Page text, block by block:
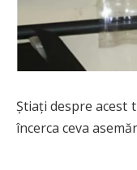
Știați despre acest
încerca ceva